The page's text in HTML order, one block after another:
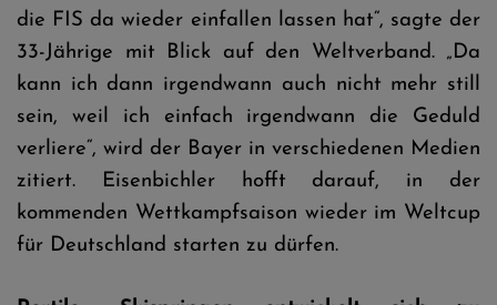
die FIS da wieder einfallen lassen hat“, sagte der
33-Jährige mit Blick auf den Weltverband. „Da
kann ich dann irgendwann auch nicht mehr still
sein, weil ich einfach irgendwann die Geduld
verliere“, wird der Bayer in verschiedenen Medien
zitiert. Eisenbichler hofft darauf, in der
kommenden Wettkampfsaison wieder im Weltcup
für Deutschland starten zu dürfen.